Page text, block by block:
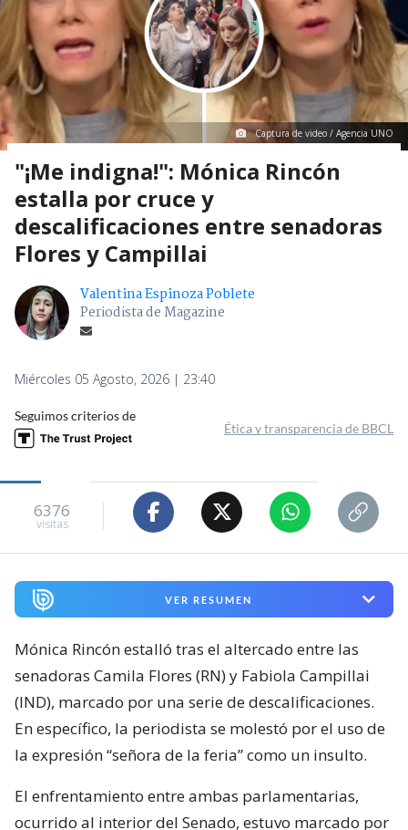
Captura de video / Agencia UNO
"¡Me indigna!": Mónica Rincón
estalla por cruce y
descalificaciones entre senadoras
Flores y Campillai
Valentina Espinoza Poblete
Periodista de Magazine
Miércoles 05 Agosto, 2026 | 23:40
Seguimos criterios de
Ética y transparencia de BBCL
6376
visitas
VER RESUMEN
Mónica Rincón estalló tras el altercado entre las
senadoras Camila Flores (RN) y Fabiola Campillai
(IND), marcado por una serie de descalificaciones.
En específico, la periodista se molestó por el uso de
la expresión “señora de la feria” como un insulto.
El enfrentamiento entre ambas parlamentarias,
ocurrido al interior del Senado, estuvo marcado por